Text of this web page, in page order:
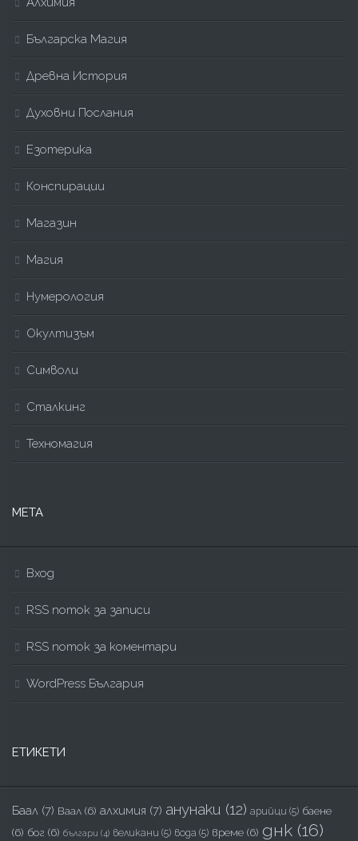
Българска Магия
Древна История
Духовни Послания
Езотерика
Конспирации
Магазин
Магия
Нумерология
Окултизъм
Символи
Сталкинг
Техномагия
МЕТА
Вход
RSS поток за записи
RSS поток за коментари
WordPress България
ЕТИКЕТИ
Баал (7) Ваал (6) алхимия (7) анунаки (12) арийци (5) баене
(6) бог (6) българи (4) великани (5) вода (5) време (6) днк (16)